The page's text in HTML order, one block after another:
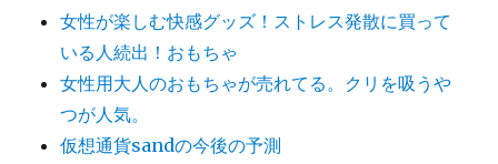
女性が楽しむ快感グッズ！ストレス発散に買って
いる人続出！おもちゃ
女性用大人のおもちゃが売れてる。クリを吸うや
つが人気。
仮想通貨sandの今後の予測